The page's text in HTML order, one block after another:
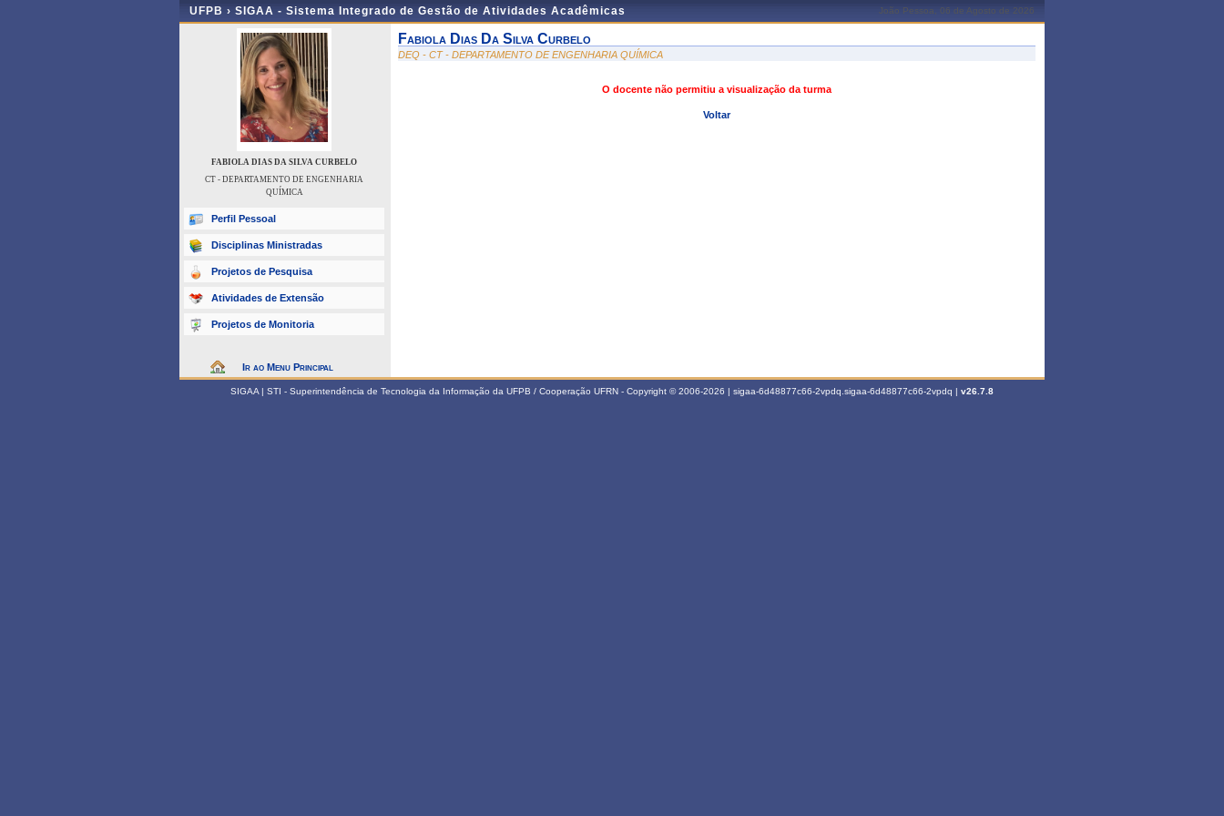
UFPB › SIGAA - Sistema Integrado de Gestão de Atividades Acadêmicas João Pessoa, 06 de Agosto de 2026
FABIOLA DIAS DA SILVA CURBELO
CT - DEPARTAMENTO DE ENGENHARIA
QUÍMICA
Perfil Pessoal
Disciplinas Ministradas
Projetos de Pesquisa
Atividades de Extensão
Projetos de Monitoria
Ir ao Menu Principal
Fabiola Dias Da Silva Curbelo
DEQ - CT - DEPARTAMENTO DE ENGENHARIA QUÍMICA
O docente não permitiu a visualização da turma
Voltar
SIGAA | STI - Superintendência de Tecnologia da Informação da UFPB / Cooperação UFRN - Copyright © 2006-2026 | sigaa-6d48877c66-2vpdq.sigaa-6d48877c66-2vpdq | v26.7.8